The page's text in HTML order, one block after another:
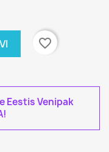
favorite_border
Eestis Venipak